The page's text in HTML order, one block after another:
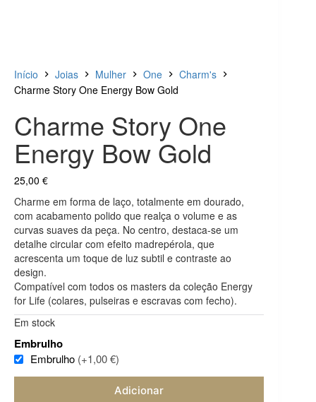
Início Joias Mulher One
Charm's
Charme Story One Energy Bow Gold
Charme Story One
Energy Bow Gold
25,00 €
Charme em forma de laço, totalmente em dourado,
com acabamento polido que realça o volume e as
curvas suaves da peça. No centro, destaca-se um
detalhe circular com efeito madrepérola, que
acrescenta um toque de luz subtil e contraste ao
design.
Compatível com todos os masters da coleção Energy
for Life (colares, pulseiras e escravas com fecho).
Em stock
Embrulho
Embrulho (+1,00 €)
Adicionar